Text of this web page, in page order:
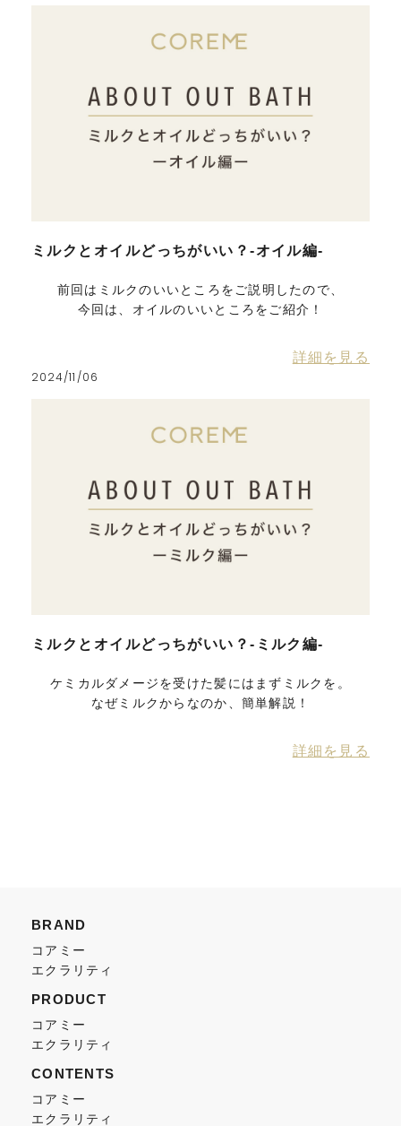
ミルクとオイルどっちがいい？-オイル編-
前回はミルクのいいところをご説明したので、
今回は、オイルのいいところをご紹介！
詳細を見る
2024/11/06
ミルクとオイルどっちがいい？-ミルク編-
ケミカルダメージを受けた髪にはまずミルクを。
なぜミルクからなのか、簡単解説！
詳細を見る
BRAND
コアミー
エクラリティ
PRODUCT
コアミー
エクラリティ
CONTENTS
コアミー
エクラリティ